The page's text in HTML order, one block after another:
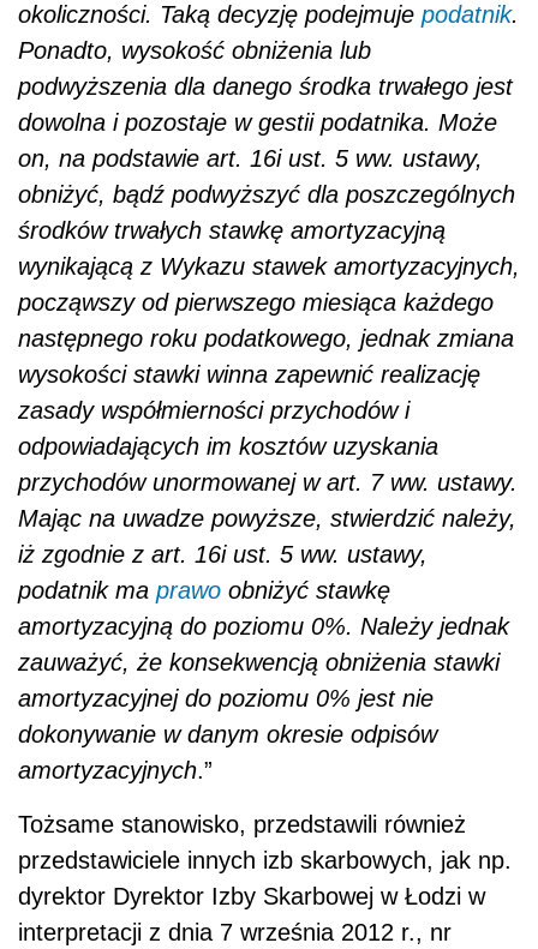
okoliczności. Taką decyzję podejmuje podatnik.
Ponadto, wysokość obniżenia lub
podwyższenia dla danego środka trwałego jest
dowolna i pozostaje w gestii podatnika. Może
on, na podstawie art. 16i ust. 5 ww. ustawy,
obniżyć, bądź podwyższyć dla poszczególnych
środków trwałych stawkę amortyzacyjną
wynikającą z Wykazu stawek amortyzacyjnych,
począwszy od pierwszego miesiąca każdego
następnego roku podatkowego, jednak zmiana
wysokości stawki winna zapewnić realizację
zasady współmierności przychodów i
odpowiadających im kosztów uzyskania
przychodów unormowanej w art. 7 ww. ustawy.
Mając na uwadze powyższe, stwierdzić należy,
iż zgodnie z art. 16i ust. 5 ww. ustawy,
podatnik ma prawo obniżyć stawkę
amortyzacyjną do poziomu 0%. Należy jednak
zauważyć, że konsekwencją obniżenia stawki
amortyzacyjnej do poziomu 0% jest nie
dokonywanie w danym okresie odpisów
amortyzacyjnych.”
Tożsame stanowisko, przedstawili również
przedstawiciele innych izb skarbowych, jak np.
dyrektor Dyrektor Izby Skarbowej w Łodzi w
interpretacji z dnia 7 września 2012 r., nr